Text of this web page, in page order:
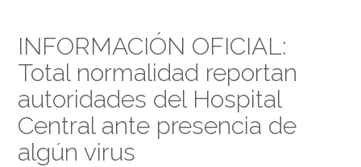
INFORMACIÓN OFICIAL:
Total normalidad reportan
autoridades del Hospital
Central ante presencia de
algún virus